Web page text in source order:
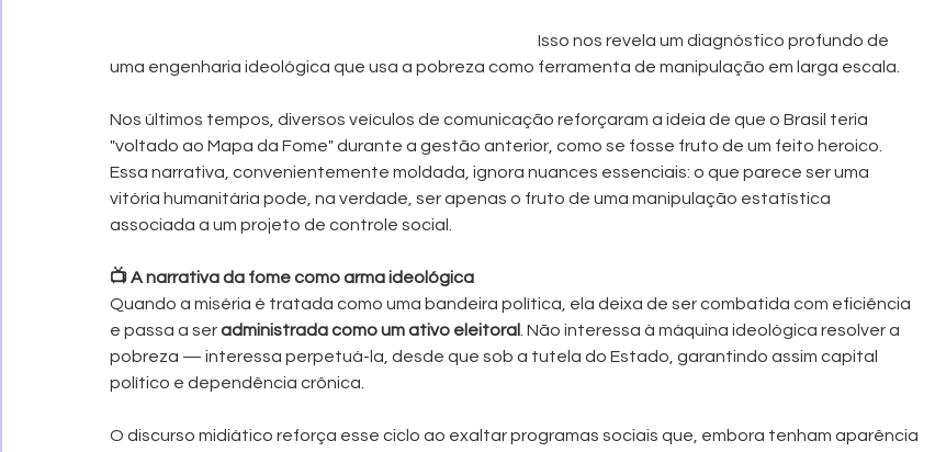
Isso nos revela um diagnóstico profundo de
uma engenharia ideológica que usa a pobreza como ferramenta de manipulação em larga escala.
Nos últimos tempos, diversos veículos de comunicação reforçaram a ideia de que o Brasil teria
"voltado ao Mapa da Fome" durante a gestão anterior, como se fosse fruto de um feito heroico.
Essa narrativa, convenientemente moldada, ignora nuances essenciais: o que parece ser uma
vitória humanitária pode, na verdade, ser apenas o fruto de uma manipulação estatística
associada a um projeto de controle social.
📺 A narrativa da fome como arma ideológica
Quando a miséria é tratada como uma bandeira política, ela deixa de ser combatida com eficiência
e passa a ser administrada como um ativo eleitoral . Não interessa à máquina ideológica resolver a
pobreza — interessa perpetuá-la, desde que sob a tutela do Estado, garantindo assim capital
político e dependência crônica.
O discurso midiático reforça esse ciclo ao exaltar programas sociais que, embora tenham aparência